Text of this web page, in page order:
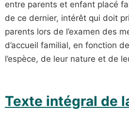
entre parents et enfant placé
de ce dernier, intérêt qui doit
parents lors de l’examen des
d’accueil familial, en fonction
l’espèce, de leur nature et de
Texte intégral de